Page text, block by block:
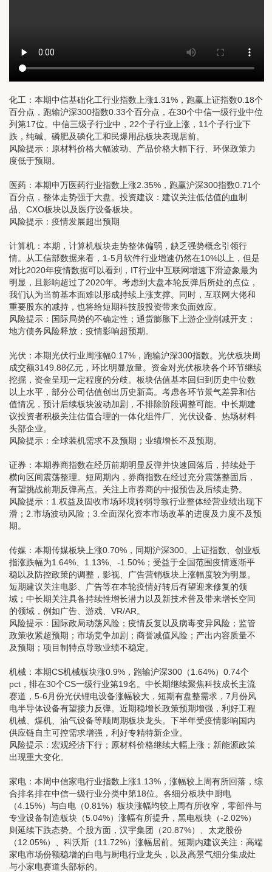
化工： 本期中信基础化工行业指数上涨1.31%，跑赢上证指数0.18个
百分点，跑输沪深300指数0.33个百分点，在30个中信一级行业中位
列第17位。中信三级子行业中，22个子行业上涨，11个子行业下
跌，纯碱、磷肥及磷化工和民爆用品板块表现居前。
风险提示：原材料价格大幅波动、产品价格大幅下行、环保政策力
度低于预期。
医药： 本期申万医药行业指数上涨2.35%，跑赢沪深300指数0.71个
百分点，整体走势强于大盘。投资建议：建议关注低估值的血制
品、CXO板块以及医疗设备板块。
风险提示：疫情发展超出预期
计算机： 本期，计算机板块走势整体偏弱，缺乏强势概念引领行
情。从工信部数据来看，1-5月软件行业增速仍然在10%以上，但是
对比2020年疫情数据可以看到，IT行业中互联网增速下滑迹象最为
明显，且影响超过了2020年。考虑到大盘本轮反弹后所处的点位，
我们认为当前基本面难以形成持续上涨支撑。同时，互联网大佬和
重要股东的减持，也将给短期科技股投资带来负面效应。
风险提示：国际局势的不确定性；通货膨胀下上游企业削减开支；
地方债务风险释放；疫情影响超预期。
光伏： 本期光伏行业周涨幅0.17%，跑输沪深300指数。光伏板块周
成交额3149.88亿元，环比明显放量。资金对光伏板块各个环节继续
挖掘，资金呈现一定程度的分歧。板块估值基本回归到历史中位数
以上水平，部分公司估值创出历史新高。考虑各环节景气差异和估
值情况，预计后续板块波动加剧，不排除阶段调整可能。中长期建
议投资者积极关注估值合理的一体化组件厂、光伏设备、热场材料
头部企业。
风险提示：全球装机需求不及预期；业绩增长不及预期。
证券： 本期券商指数在经历前期明显反弹并快速回落后，持续处于
横向区间震荡整理。短周期内，券商指数在经过充分震荡整固后，
有望挑战前期反弹高点。关注上市券商的中报预告及后续走势。
风险提示：1.权益及固收市场环境转弱导致行业整体经营业绩出现下
滑；2.市场波动风险；3.全面深化资本市场改革的进度及力度不及预
期。
传媒： 本期传媒板块上涨0.70%，同期沪深300、上证指数、创业板
指涨跌幅为1.64%、1.13%、-1.50%；受益于全国范围疫情逐渐平
稳以及防控政策的调整，影视、广告营销板块上涨幅度较为明显。
短期建议关注电影、广告等在本轮疫情好转后有望迎来修复的领
域；中长期关注具备持续性增长潜力以及新技术普及带来增长空间
的领域，例如广告、游戏、VR/AR。
风险提示：国际政局动荡风险；疫情反复以及病毒变异风险；监管
政策收紧超预期；市场竞争加剧；商誉减值风险；产出内容质量不
及预期；项目制特点导致业绩不稳定。
机械： 本期CS机械板块涨0.9%，跑输沪深300（1.64%）0.74个
pct，排在30个CS一级行业第19名。中长期继续聚焦科技成长主流
赛道，5-6月份光伏锂电设备涨幅较大，短期有盘整需求，7月份风
电半导体设备有望接力反弹。近期稳增长政策预期增强，利好工程
机械、煤机、油气设备等顺周期板块龙头。下半年受疫情影响国内
供应链自主可控需求增强，利好专精特新企业。
风险提示：宏观经济下行；原材料价格继续大幅上涨；新能源政策
出现重大变化。
家电： 本周中信家电行业指数上涨1.13%，涨幅较上周有所回落，综
合排名排在中信一级行业分类中第18位。各细分板块中厨电
（4.15%）与白电（0.81%）板块涨幅均较上周有所收窄，零部件与
专业设备制造板块（5.04%）涨幅有所提升，黑电板块（-2.02%）
则延续下跌态势。个股方面，汉宇集团（20.87%）、太龙股份
（12.05%）、科沃斯（11.72%）涨幅居前。短期内建议关注：高端
家电市场份额稳增的白电与厨电行业龙头，以及高景气细分集成灶
与小家电赛道头部标的。